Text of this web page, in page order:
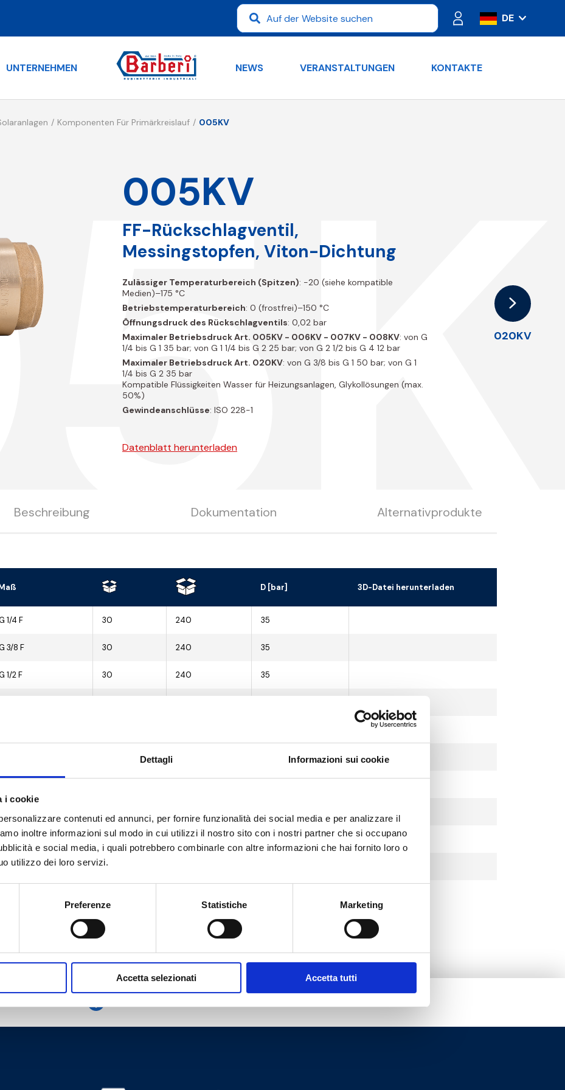
Dettagli Informazioni sui cookie
i cookie
contenuti ed annunci, per fornire funzionalità dei social media e per analizzare il
inoltre informazioni sul modo in cui utilizzi il nostro sito con i nostri partner che si occupano
e social media, i quali potrebbero combinarle con altre informazioni che hai fornito loro o
utilizzo dei loro servizi.
Preferenze Statistiche Marketing
Accetta selezionati Accetta tutti
DE
IT
PT
UNTERNEHMEN NEWS VERANSTALTUNGEN KONTAKTE
Komponenten Für Primärkreislauf 005KV
020KV
005KV
FF-Rückschlagventil,
Messingstopfen, Viton-Dichtung
Zulässiger Temperaturbereich (Spitzen): -20 (siehe kompatible
Medien)–175 °C
Betriebstemperaturbereich: 0 (frostfrei)–150 °C
Öffnungsdruck des Rückschlagventils: 0,02 bar
Maximaler Betriebsdruck Art. 005KV - 006KV - 007KV - 008KV: von G
1/4 bis G 1 35 bar; von G 1 1/4 bis G 2 25 bar; von G 2 1/2 bis G 4 12 bar
Maximaler Betriebsdruck Art. 020KV: von G 3/8 bis G 1 50 bar; von G 1
1/4 bis G 2 35 bar
Kompatible Flüssigkeiten Wasser für Heizungsanlagen, Glykollösungen (max.
50%)
Gewindeanschlüsse: ISO 228-1
Datenblatt herunterladen
Beschreibung Dokumentation Alternativprodukte
D [bar] 3D-Datei herunterladen
1/4 F 30 240 35
3/8 F 30 240 35
1/2 F 30 240 35
2 1/2 F - 15 12
3 F -